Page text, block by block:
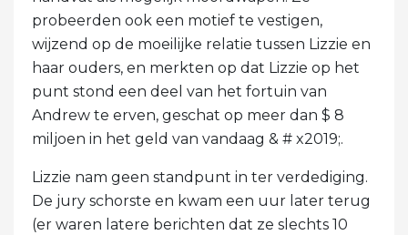
probeerden ook een motief te vestigen,
wijzend op de moeilijke relatie tussen Lizzie en
haar ouders, en merkten op dat Lizzie op het
punt stond een deel van het fortuin van
Andrew te erven, geschat op meer dan $ 8
miljoen in het geld van vandaag & # x2019;.
Lizzie nam geen standpunt in ter verdediging.
De jury schorste en kwam een ​​uur later terug
(er waren latere berichten dat ze slechts 10